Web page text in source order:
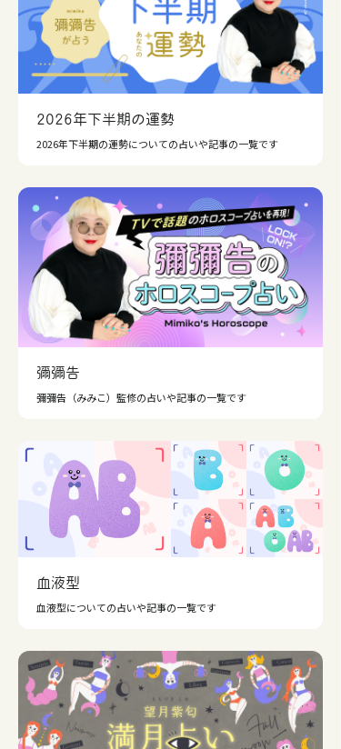
2026年下半期の運勢
2026年下半期の運勢についての占いや記事の一覧です
彌彌告
彌彌告（みみこ）監修の占いや記事の一覧です
血液型
血液型についての占いや記事の一覧です